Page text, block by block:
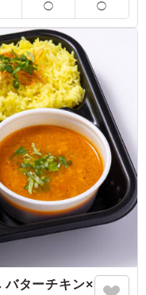
びください。
のティラミス仕立ての
ください。
色のおかずという概
にはサーモンに乗っ
。今回は（お弁当を
多かったのでチャレ
なく美味しいと言っ
目なので、特に年代
るおかずがいっぱい
ミーティング
◯ ◯
バターチキン×